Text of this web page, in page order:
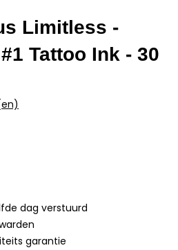
Limitless -
Tattoo Ink - 30
dag verstuurd
garantie